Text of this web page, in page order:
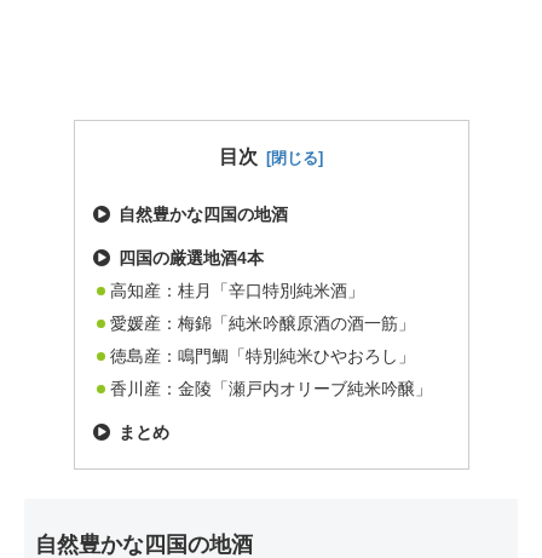
目次
自然豊かな四国の地酒
四国の厳選地酒4本
高知産：桂月「辛口特別純米酒」
愛媛産：梅錦「純米吟醸原酒の酒一筋」
徳島産：鳴門鯛「特別純米ひやおろし」
香川産：金陵「瀬戸内オリーブ純米吟醸」
まとめ
自然豊かな四国の地酒